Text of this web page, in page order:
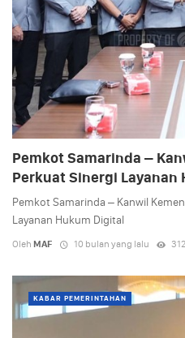
Pemkot Samarinda –
Perkuat Sinergi Layanan
Pemkot Samarinda – Kanwil
Layanan Hukum Digital
Oleh MAF 10 bulan yang lalu
KABAR PEMERINTAHAN